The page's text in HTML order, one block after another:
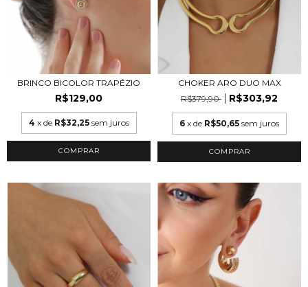
BRINCO BICOLOR TRAPÉZIO
R$129,00
4 x de R$32,25 sem juros
CHOKER ARO DUO MAX
R$379,90
R$303,92
6 x de R$50,65 sem juros
COMPRAR